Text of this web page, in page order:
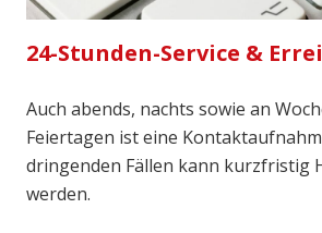
24-Stunden-Service &
Auch abends, nachts sowie an
Feiertagen ist eine
dringenden Fällen kann kurzfristig
werden.